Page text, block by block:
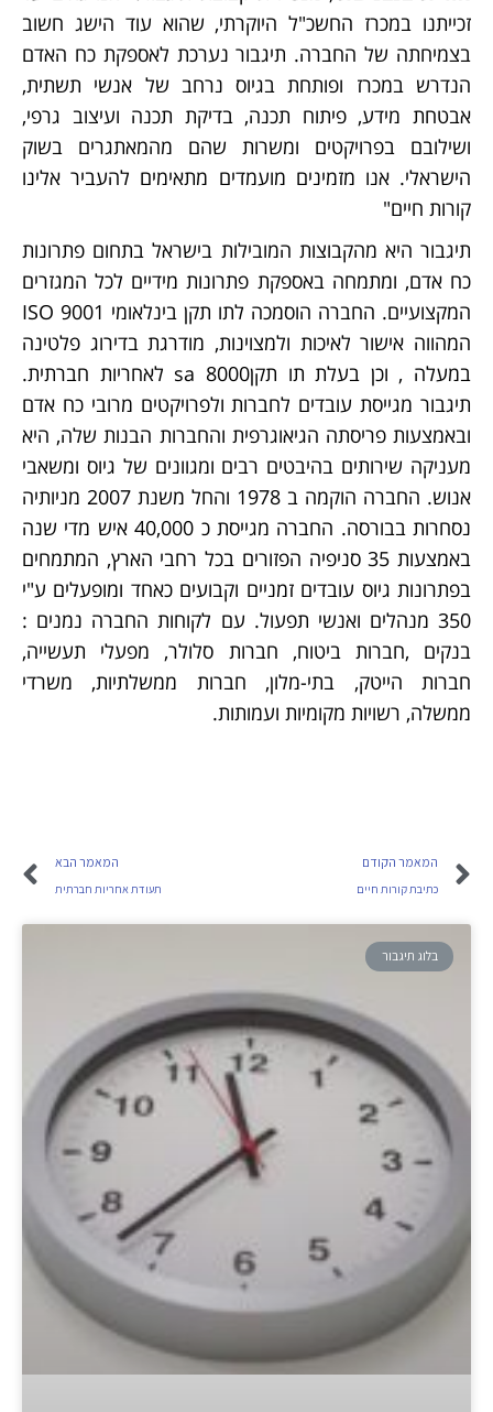
זכייתנו במכרז החשכ"ל היוקרתי, שהוא עוד הישג חשוב
בצמיחתה של החברה. תיגבור נערכת לאספקת כח האדם
הנדרש במכרז ופותחת בגיוס נרחב של אנשי תשתית,
אבטחת מידע, פיתוח תכנה, בדיקת תכנה ועיצוב גרפי,
ושילובם בפרויקטים ומשרות שהם מהמאתגרים בשוק
הישראלי. אנו מזמינים מועמדים מתאימים להעביר אלינו
קורות חיים"
תיגבור היא מהקבוצות המובילות בישראל בתחום פתרונות
כח אדם, ומתמחה באספקת פתרונות מידיים לכל המגזרים
המקצועיים. החברה הוסמכה לתו תקן בינלאומי ISO 9001
המהווה אישור לאיכות ולמצוינות, מודרגת בדירוג פלטינה
במעלה , וכן בעלת תו תקןsa 8000 לאחריות חברתית.
תיגבור מגייסת עובדים לחברות ולפרויקטים מרובי כח אדם
ובאמצעות פריסתה הגיאוגרפית והחברות הבנות שלה, היא
מעניקה שירותים בהיבטים רבים ומגוונים של גיוס ומשאבי
אנוש. החברה הוקמה ב 1978 והחל משנת 2007 מניותיה
נסחרות בבורסה. החברה מגייסת כ 40,000 איש מדי שנה
באמצעות 35 סניפיה הפזורים בכל רחבי הארץ, המתמחים
בפתרונות גיוס עובדים זמניים וקבועים כאחד ומופעלים ע"י
350 מנהלים ואנשי תפעול. עם לקוחות החברה נמנים :
בנקים ,חברות ביטוח, חברות סלולר, מפעלי תעשייה,
חברות הייטק, בתי-מלון, חברות ממשלתיות, משרדי
ממשלה, רשויות מקומיות ועמותות.
המאמר הקודם
כתיבת קורות חיים
המאמר הבא
תעודת אחריות חברתית
בלוג תיגבור